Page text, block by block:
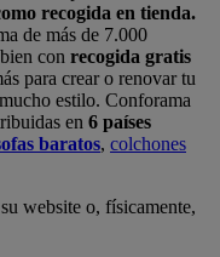
recogida en tienda.
de más de 7.000
con recogida gratis
para crear o renovar tu
estilo. Conforama
en 6 países
baratos, colchones
website o, físicamente,